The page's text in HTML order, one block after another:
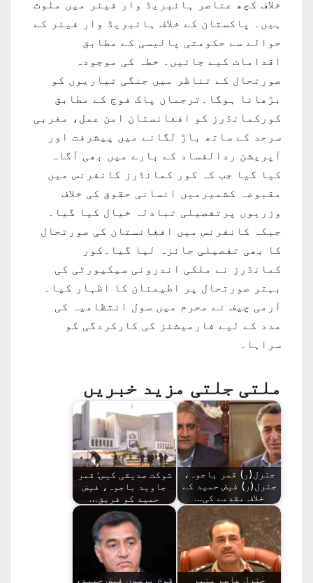
خلاف کچھ عناصر ہائبریڈ وار فیئر میں ملوث
ہیں۔ پاکستان کے خلاف ہائبریڈ وار فیئر کے
حوالے سے حکومتی پالیسی کے مطابق
اقدامات کیے جائیں۔ خطہ کی موجودہ
صورتحال کے تناظر میں جنگی تیاریوں کو
بڑھانا ہوگا۔ترجمان پاک فوج کے مطابق
کورکمانڈرز کو افغانستان امن عمل، مغربی
سرحد کے ساتھ باڑ لگانے میں پیشرفت اور
آپریشن ردالفساد کے بارے میں بھی آگاہ
کیا گیا جب کہ کور کمانڈرز کانفرنس میں
مقبوضہ کشمیرمیں انسانی حقوق کی خلاف
وزریوں پرتفصیلی تبادلہ خیال کیا گیا۔
جبکہ کانفرنس میں افغانستان کی صورتحال
کا بھی تفصیلی جائزہ لیا گیا۔کور
کمانڈرز نے ملکی اندرونی سیکیورٹی کی
بہتر صورتحال پر اطیمنان کا اظہار کیا۔
آرمی چیف نے محرم میں سول انتظامیہ کی
مدد کے لیے فارمیشنز کی کارکردگی کو
سراہا۔
ملتی جلتی مزید خبریں
جنرل(ر) قمر باجوہ،
جنرل(ر) فیض حمید کے
خلاف مقدمے کی…
شوکت صدیقی کیس: قمر
جاوید باجوہ، فیض
حمید کو فریق…
جنرل عاصم منیر ‏قوم برسوں فیض حمید،